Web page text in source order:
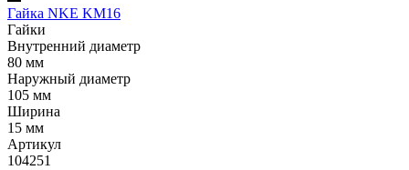
Гайка NKE KM16
Гайки
Внутренний диаметр
80 мм
Наружный диаметр
105 мм
Ширина
15 мм
Артикул
104251